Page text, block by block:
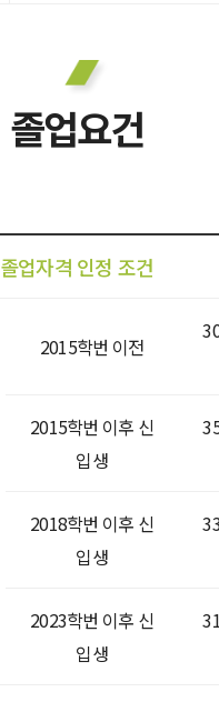
졸업요건
졸업자격 인정 조건
2015학번 이전
2015학번 이후 신
입생
2018학번 이후 신
입생
2023학번 이후 신
입생